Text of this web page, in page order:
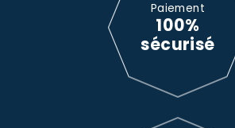
Paiement
100%
sécurisé